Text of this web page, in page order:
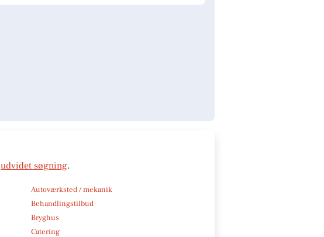
udvidet søgning.
Autoværksted / mekanik
Behandlingstilbud
Bryghus
Catering